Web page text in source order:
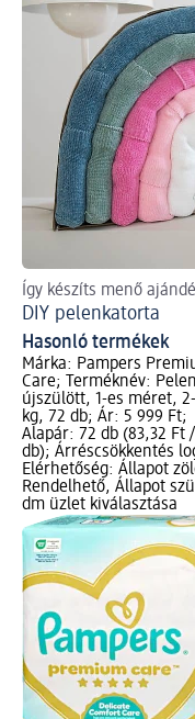
Így készíts menő
DIY pelenkatorta
Hasonló termékek
Márka: Pampers
Care; Terméknév:
újszülött, 1-es méret,
kg, 72 db; Ár: 5 999 Ft;
Alapár: 72 db (83,32 Ft /
db); Árréscsökkentés
Elérhetőség: Állapot
Rendelhető, Állapot
dm üzlet kiválasztása